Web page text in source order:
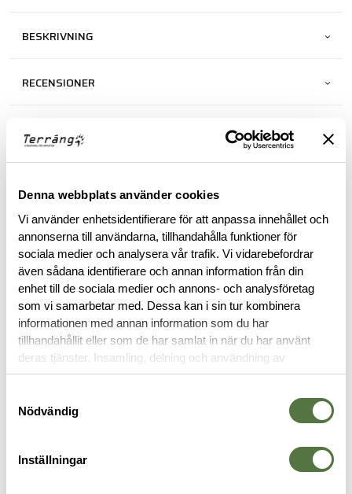
Denna webbplats använder cookies
Vi använder enhetsidentifierare för att anpassa innehållet och
annonserna till användarna, tillhandahålla funktioner för
sociala medier och analysera vår trafik. Vi vidarebefordrar
även sådana identifierare och annan information från din
enhet till de sociala medier och annons- och analysföretag
som vi samarbetar med. Dessa kan i sin tur kombinera
informationen med annan information som du har
tillhandahållit eller som de har samlat in när du har använt
deras tjänster. Insamling, delning och användning av
personuppgifter kan användas för personalisering av
Nödvändig
Inställningar
BESKRIVNING
RECENSIONER
RELATERADE PRODUKTER
BLACKHAWK
645 kr
CQB / Rescue belt (small) Coyote